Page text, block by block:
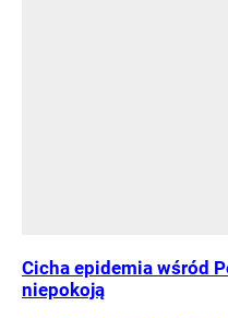
Cicha epidemia wśród
niepokoją